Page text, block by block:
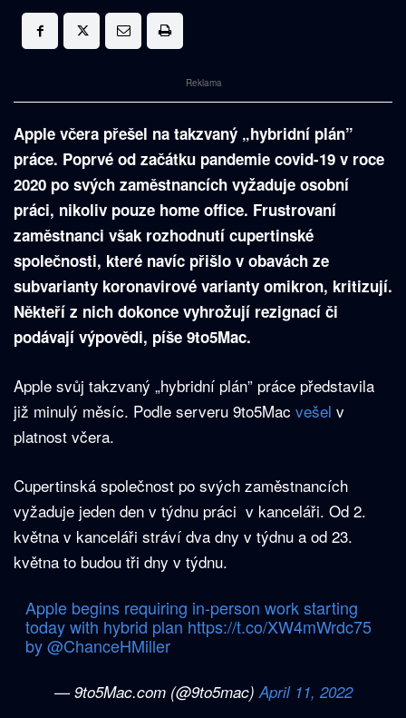
Reklama
Apple včera přešel na takzvaný „hybridní plán”
práce. Poprvé od začátku pandemie covid-19 v roce
2020 po svých zaměstnancích vyžaduje osobní
práci, nikoliv pouze home office. Frustrovaní
zaměstnanci však rozhodnutí cupertinské
společnosti, které navíc přišlo v obavách ze
subvarianty koronavirové varianty omikron, kritizují.
Někteří z nich dokonce vyhrožují rezignací či
podávají výpovědi, píše 9to5Mac.
Apple svůj takzvaný „hybridní plán” práce představila
již minulý měsíc. Podle serveru 9to5Mac vešel v
platnost včera.
Cupertinská společnost po svých zaměstnancích
vyžaduje jeden den v týdnu práci v kanceláři. Od 2.
května v kanceláři stráví dva dny v týdnu a od 23.
května to budou tři dny v týdnu.
Apple begins requiring in-person work starting
today with hybrid plan https://t.co/XW4mWrdc75
by@ChanceHMiller
— 9to5Mac.com (@9to5mac)April 11, 2022